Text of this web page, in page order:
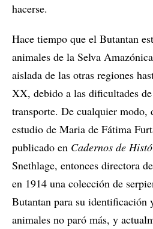
hacerse.
Hace tiempo que el Butantan
animales de la Selva
aislada de las otras regiones
XX, debido a las dificultades
transporte. De cualquier modo,
estudio de Maria de Fátima
publicado en Cadernos de
Snethlage, entonces directora
en 1914 una colección de
Butantan para su identificación
animales no paró más, y